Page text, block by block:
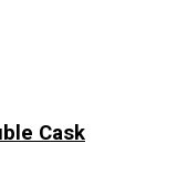
Cask